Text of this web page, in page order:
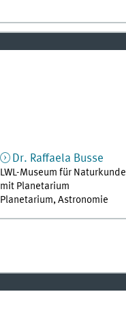
Dr. Raffaela Busse
LWL-Museum für Naturkunde
mit Planetarium
Planetarium, Astronomie